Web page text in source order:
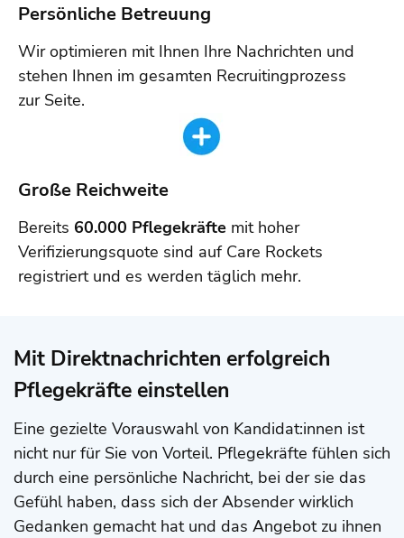
Persönliche Betreuung
Wir optimieren mit Ihnen Ihre Nachrichten und
stehen Ihnen im gesamten Recruitingprozess
zur Seite.
Große Reichweite
Bereits 60.000 Pflegekräfte mit hoher
Verifizierungsquote sind auf Care Rockets
registriert und es werden täglich mehr.
Mit Direktnachrichten erfolgreich
Pflegekräfte einstellen
Eine gezielte Vorauswahl von Kandidat:innen ist
nicht nur für Sie von Vorteil. Pflegekräfte fühlen sich
durch eine persönliche Nachricht, bei der sie das
Gefühl haben, dass sich der Absender wirklich
Gedanken gemacht hat und das Angebot zu ihnen